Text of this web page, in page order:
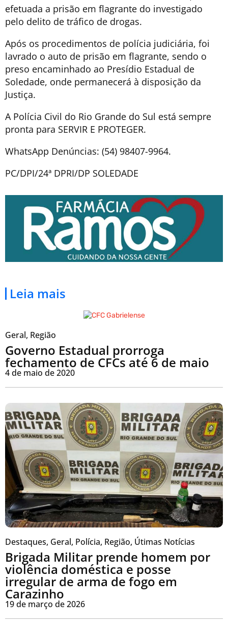
efetuada a prisão em flagrante do investigado
pelo delito de tráfico de drogas.
Após os procedimentos de polícia judiciária, foi
lavrado o auto de prisão em flagrante, sendo o
preso encaminhado ao Presídio Estadual de
Soledade, onde permanecerá à disposição da
Justiça.
A Polícia Civil do Rio Grande do Sul está sempre
pronta para SERVIR E PROTEGER.
WhatsApp Denúncias: (54) 98407-9964.
PC/DPI/24ª DPRI/DP SOLEDADE
Leia mais
Geral, Região
Governo Estadual prorroga
fechamento de CFCs até 6 de maio
4 de maio de 2020
Destaques, Geral, Polícia, Região, Útimas Notícias
Brigada Militar prende homem por
violência doméstica e posse
irregular de arma de fogo em
Carazinho
19 de março de 2026